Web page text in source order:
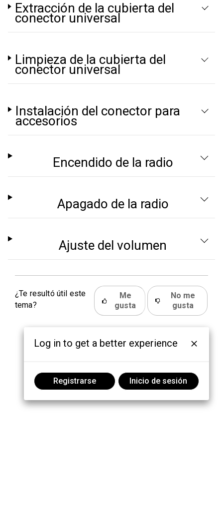
Extracción de la cubierta del
conector universal
Limpieza de la cubierta del
conector universal
Instalación del conector para
accesorios
Encendido de la radio
Apagado de la radio
Ajuste del volumen
¿Te resultó útil este
tema?
Me
gusta
No me
gusta
Log in to get a better experience
Registrarse Inicio de sesión